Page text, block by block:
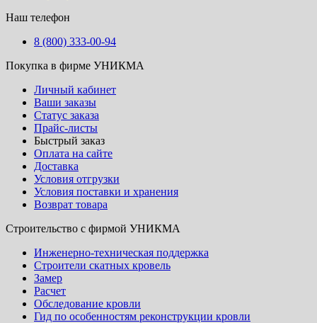
Наш телефон
8 (800) 333-00-94
Покупка в фирме УНИКМА
Личный кабинет
Ваши заказы
Статус заказа
Прайс-листы
Быстрый заказ
Оплата на сайте
Доставка
Условия отгрузки
Условия поставки и хранения
Возврат товара
Строительство с фирмой УНИКМА
Инженерно-техническая поддержка
Строители скатных кровель
Замер
Расчет
Обследование кровли
Гид по особенностям реконструкции кровли